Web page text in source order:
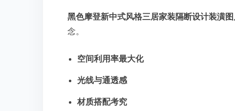
黑色摩登新中式风格三居家装隔断设计装潢
念。
空间利用率最大化
光线与通透感
材质搭配考究